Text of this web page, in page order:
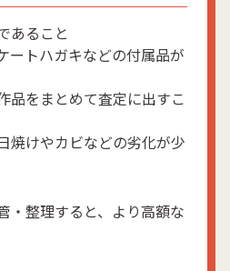
あること
ートハガキなどの付属品が
品をまとめて査定に出すこ
焼けやカビなどの劣化が少
・整理すると、より高額な